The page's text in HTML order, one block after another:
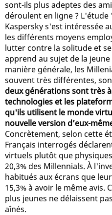
sont-ils plus adeptes des
déroulent en ligne ? L'étude
Kaspersky s'est intéressée
les différents moyens
lutter contre la solitude et
apprend au sujet de la
manière générale, les
souvent très différentes,
deux générations sont très
technologies et les
qu'ils utilisent le monde
nouvelle version d’eux-
Concrètement, selon cette
Français interrogés
virtuels plutôt que
20,3% des Millennials. À
habitués aux écrans que
15,3% à avoir le même avis.
plus jeunes ne délaissent
aînés.